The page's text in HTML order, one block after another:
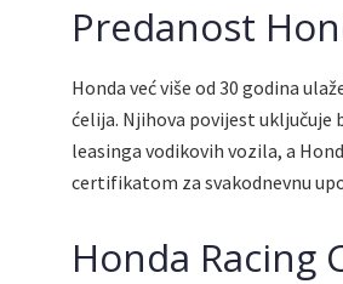
Predanost
Honda već više od 30 godina
ćelija. Njihova povijest
leasinga vodikovih vozila, a
certifikatom za svakodnevnu
Honda Racing